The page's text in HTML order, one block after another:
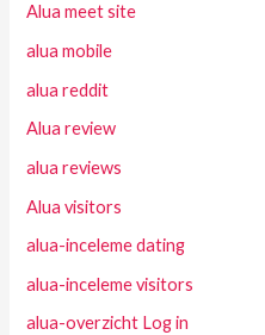
Alua meet site
alua mobile
alua reddit
Alua review
alua reviews
Alua visitors
alua-inceleme dating
alua-inceleme visitors
alua-overzicht Log in